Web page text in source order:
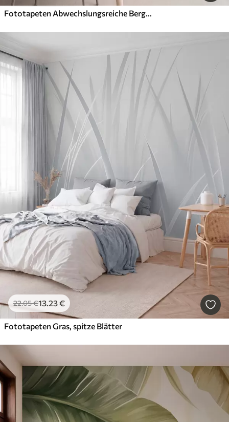
Fototapeten Abwechslungsreiche Berglandschaft
22.05€13.23€
Fototapeten Gras, spitze Blätter